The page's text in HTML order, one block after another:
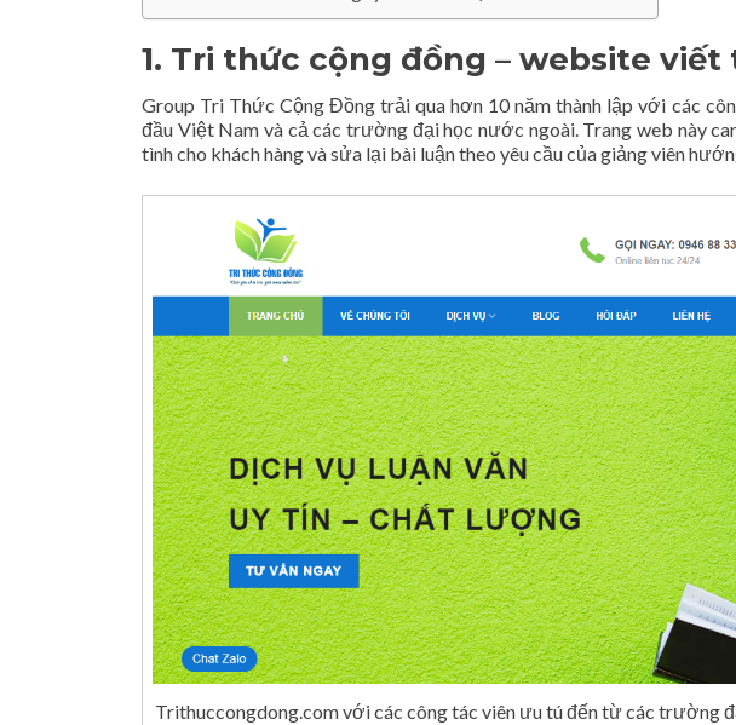
1. Tri thức cộng đồng – website
Group Tri Thức Cộng Đồng trải qua hơn 10 năm thành lập với các
đầu Việt Nam và cả các trường đại học nước ngoài. Trang web này
tình cho khách hàng và sửa lại bài luận theo yêu cầu của giảng viên
Trithuccongdong.com với các công tác viên ưu tú đến từ các trường